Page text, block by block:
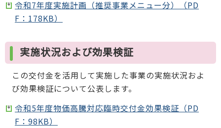
令和7年度実施計画（推奨事業メニュー分）（PD
F：178KB）
実施状況および効果検証
この交付金を活用して実施した事業の実施状況およ
び効果検証について公表します。
令和5年度物価高騰対応臨時交付金効果検証（PD
F：98KB）